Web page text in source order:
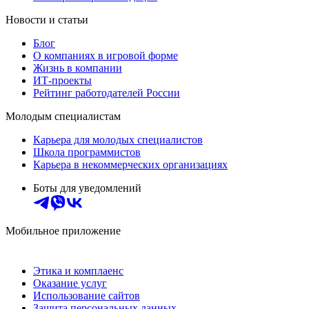
Новости и статьи
Блог
О компаниях в игровой форме
Жизнь в компании
ИТ-проекты
Рейтинг работодателей России
Молодым специалистам
Карьера для молодых специалистов
Школа программистов
Карьера в некоммерческих организациях
Боты для уведомлений
Мобильное приложение
Этика и комплаенс
Оказание услуг
Использование сайтов